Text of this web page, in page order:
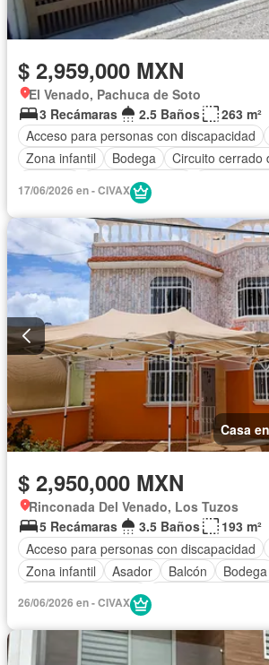
$ 2,959,000 MXN
El Venado, Pachuca de Soto
3 Recámaras
2.5 Baños
263 m²
Acceso para personas con discapacidad
Zona infantil
Bodega
Circuito cerrado
Cocina equipada
Cuarto de Limpieza
Estacionamiento
Internet Jardín
Seguridad
Televisión por cable Wifi
Parcialmente amueblado
17/06/2026 en - CIVAX
Casa
$ 2,950,000 MXN
Rinconada Del Venado, Los Tuzos
5 Recámaras
3.5 Baños
193 m²
Acceso para personas con discapacidad
Zona infantil
Asador Balcón
Bodega
Caseta de vigilancia
Cocina equipada
Cuarto de Limpieza
Cuarto de servicio
Estacionamiento
Jardín
26/06/2026 en - CIVAX